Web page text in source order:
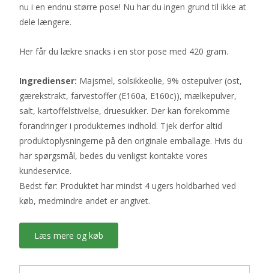
nu i en endnu større pose! Nu har du ingen grund til ikke at
dele længere.
Her får du lækre snacks i en stor pose med 420 gram.
Ingredienser: Majsmel, solsikkeolie, 9% ostepulver (ost,
gærekstrakt, farvestoffer (E160a, E160c)), mælkepulver,
salt, kartoffelstivelse, druesukker. Der kan forekomme
forandringer i produkternes indhold. Tjek derfor altid
produktoplysningerne på den originale emballage. Hvis du
har spørgsmål, bedes du venligst kontakte vores
kundeservice.
Bedst før: Produktet har mindst 4 ugers holdbarhed ved
køb, medmindre andet er angivet.
Læs mere og køb